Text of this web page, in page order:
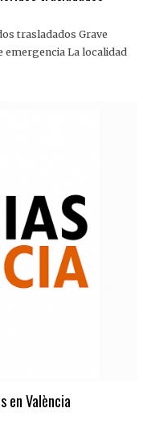
trasladados Grave
emergencia La localidad
en València